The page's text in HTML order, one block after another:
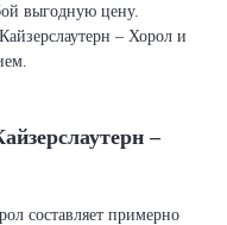
выгодную цену.
– Хорол и
–
составляет примерно